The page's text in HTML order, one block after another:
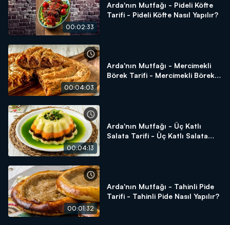
00:02:33
Arda'nın Mutfağı - Pideli Köfte
Tarifi - Pideli Köfte Nasıl Yapılır?
00:04:03
Arda'nın Mutfağı - Mercimekli
Börek Tarifi - Mercimekli Börek
00:04:13
Arda'nın Mutfağı - Üç Katlı
Salata Tarifi - Üç Katlı Salata
00:01:32
Arda'nın Mutfağı - Tahinli Pide
Tarifi - Tahinli Pide Nasıl Yapılır?